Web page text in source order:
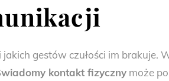
gestów czułości im brakuje.
kontakt fizyczny może